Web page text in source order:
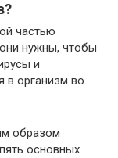
частью
нужны, чтобы
и
в организм во
образом
основных